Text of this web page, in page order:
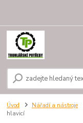
Úvod Nářadí a nástroje
hlavicí